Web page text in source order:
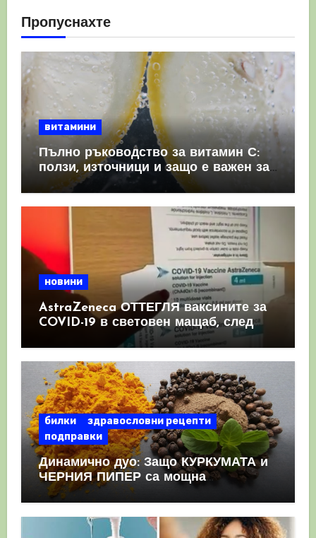
Пропуснахте
витамини
Пълно ръководство за витамин С:
ползи, източници и защо е важен за
имунната система
новини
AstraZeneca ОТТЕГЛЯ ваксините за
COVID-19 в световен мащаб, след
като призна, че те причиняват
билки
здравословни рецепти
подправки
Динамично дуо: Защо КУРКУМАТА и
ЧЕРНИЯ ПИПЕР са мощна
комбинация